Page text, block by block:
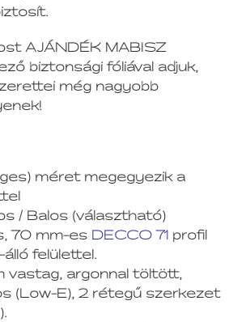
AJÁNDÉK MABISZ
biztonsági fóliával adjuk,
még nagyobb
méret megegyezik a
/ Balos (választható)
70 mm-es DECCO 71 profil
felülettel.
vastag, argonnal töltött,
(Low-E), 2 rétegű szerkezet